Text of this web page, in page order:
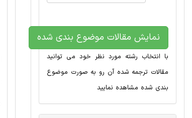
نمایش مقالات موضوع بندی شده
با انتخاب رشته مورد نظر خود می توانید
مقالات ترجمه شده آن رو به صورت موضوع
بندی شده مشاهده نمایید